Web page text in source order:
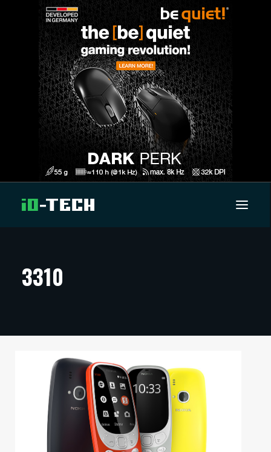
ARTIKKELIT
TECHBBS
3310